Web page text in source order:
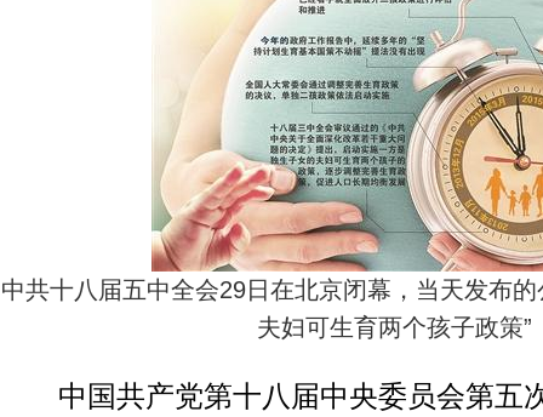
中共十八届五中全会29日在北京闭幕，当天发布
夫妇可生育两个孩子政策”
中国共产党第十八届中央委员会第五